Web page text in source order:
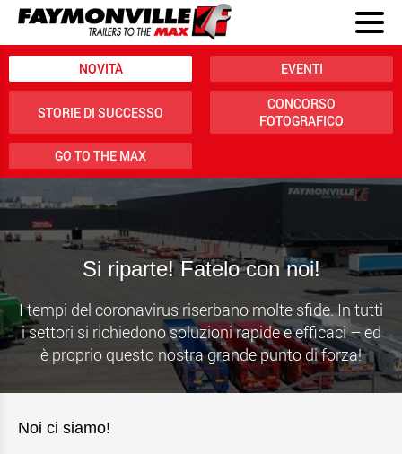
NOVITÀ EVENTI
STORIE DI SUCCESSO
CONCORSO
FOTOGRAFICO
GO TO THE MAX
Si riparte! Fatelo con noi!
I tempi del coronavirus riserbano molte sfide. In tutti
i settori si richiedono soluzioni rapide e efficaci – ed
è proprio questo nostra grande punto di forza!
Noi ci siamo!